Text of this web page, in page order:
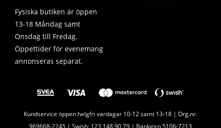
Fysiska butiken är öppen
13-18 Måndag samt
Onsdag till Fredag.
Öppettider för evenemang
annonseras separat.
Kundservice öppen helgfri vardagar 10-12 samt 13-18 | Org.nr.
969668-2245 | Swish: 123 148 90 79 | Bankgiro 5106-7213